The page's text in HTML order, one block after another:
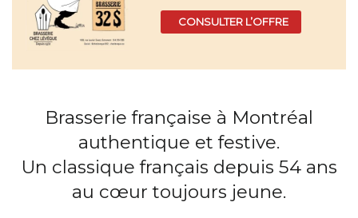
CONSULTER L’OFFRE
Brasserie française à Montréal
authentique et festive.
Un classique français depuis 54 ans
au cœur toujours jeune.